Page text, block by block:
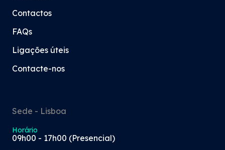
Contactos
FAQs
Ligações úteis
Contacte-nos
Sede - Lisboa
Horário
09h00 - 17h00 (Presencial)